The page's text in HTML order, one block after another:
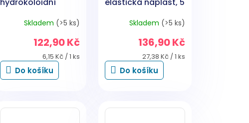
Skladem (>5 ks)
122,90 Kč
Měrná
cena:
6,15 Kč / 1 ks
Do košíku
Skladem (>5 ks)
136,90 Kč
Měrná
cena:
27,38 Kč / 1 ks
Do košíku